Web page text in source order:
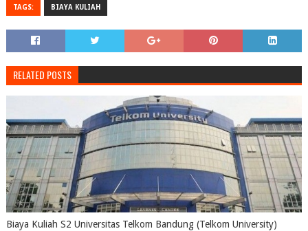
TAGS: BIAYA KULIAH
RELATED POSTS
Biaya Kuliah S2 Universitas Telkom Bandung (Telkom University)